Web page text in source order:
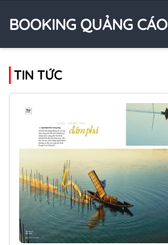
BOOKING QUẢNG CÁO
TIN TỨC